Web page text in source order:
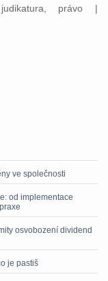
právo |
ve společnosti
od implementace
osvobození dividend
je pastiš